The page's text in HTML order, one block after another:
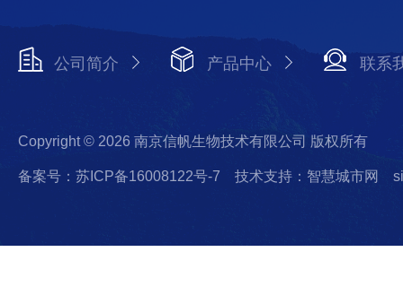
公司简介 产品中心 联系
Copyright © 2026 南京信帆生物技术有限公司 版权所有
备案号：苏ICP备16008122号-7 技术支持：智慧城市网